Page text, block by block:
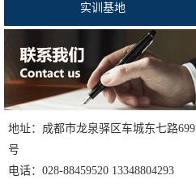
实训基地
地址：成都市龙泉驿区车城东七路699
号
电话：028-88459520 13348804293